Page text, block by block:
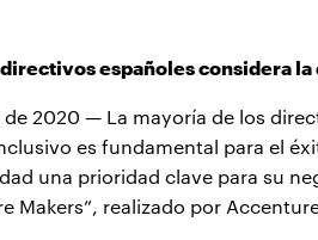
directivos españoles considera
2020 — La mayoría de los
es fundamental para el
una prioridad clave para su
Makers”, realizado por